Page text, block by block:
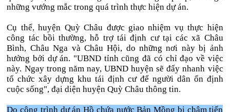
những vướng mắc trong quá trình thực hiện dự án.
Cụ thể, huyện Quỳ Châu được giao nhiệm vụ thực hiện
công tác bồi thường, hỗ trợ tái định cư tại các xã Châu
Bình, Châu Nga và Châu Hội, do những nơi này bị ảnh
hưởng bởi dự án. "UBND tỉnh cũng đã có chỉ đạo về việc
này. Ngay trong năm nay, UBND huyện sẽ đẩy nhanh việc
tổ chức xây dựng khu tái định cư để người dân ổn định
cuộc sống", đại diện huyện Quỳ Châu thông tin.
Do công trình dự án Hồ chứa nước Bản Mồng bị chậm tiến